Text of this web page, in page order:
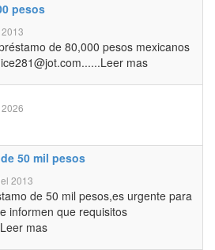
pesos
de 80,000 pesos mexicanos
mas
50 mil pesos
2013
de 50 mil pesos,es urgente para
informen que requisitos
mas